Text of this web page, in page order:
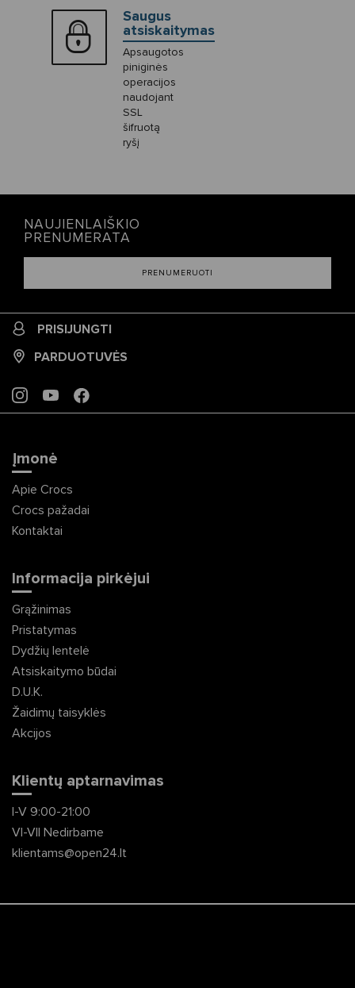
Saugus
atsiskaitymas
Apsaugotos
piniginės
operacijos
naudojant
SSL
šifruotą
ryšį
NAUJIENLAIŠKIO
PRENUMERATA
PRENUMERUOTI
PRISIJUNGTI
PARDUOTUVĖS
INSTAGRAM
YOUTUBEFACEBOOK
Įmonė
Apie Crocs
Crocs pažadai
Kontaktai
Informacija pirkėjui
Grąžinimas
Pristatymas
Dydžių lentelė
Atsiskaitymo būdai
D.U.K.
Žaidimų taisyklės
Akcijos
Klientų aptarnavimas
I-V 9:00-21:00
VI-VII Nedirbame
klientams@open24.lt